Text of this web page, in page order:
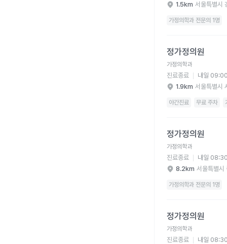
1.5km 서울특별시
가정의학과 전문의 1명
정가정의원
가정의학과
진료종료
내일
1.9km 서울특별시
야간진료 무료 주차
정가정의원
가정의학과
진료종료
내일
8.2km 서울특별시
가정의학과 전문의 1명
정가정의원
가정의학과
진료종료
내일